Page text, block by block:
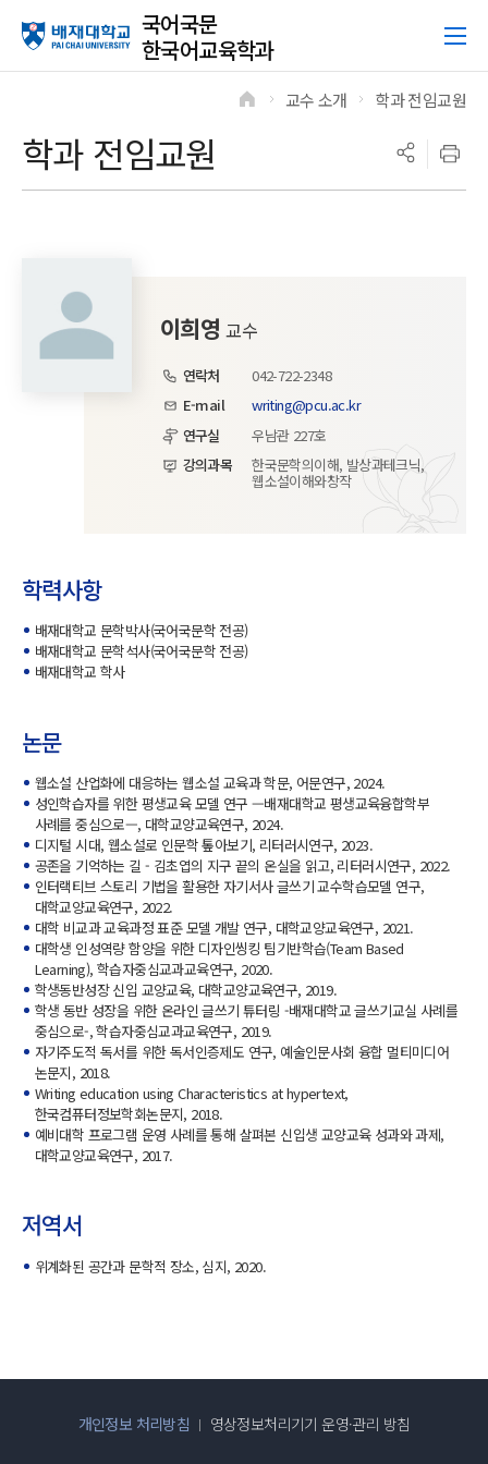
국어국문
한국어교육학과
학과 전임교원
교수 소개 학과 전임교원
이희영 교수
연락처
042-722-2348
E-mail
writing@pcu.ac.kr
연구실
우남관 227호
강의과목
한국문학의이해, 발상과테크닉,
웹소설이해와창작
학력사항
배재대학교 문학박사(국어국문학 전공)
배재대학교 문학석사(국어국문학 전공)
배재대학교 학사
논문
웹소설 산업화에 대응하는 웹소설 교육과 학문, 어문연구, 2024.
성인학습자를 위한 평생교육 모델 연구 —배재대학교 평생교육융합학부
사례를 중심으로—, 대학교양교육연구, 2024.
디지털 시대, 웹소설로 인문학 톺아보기, 리터러시연구, 2023.
공존을 기억하는 길 - 김초엽의 지구 끝의 온실을 읽고, 리터러시연구, 2022.
인터랙티브 스토리 기법을 활용한 자기서사 글쓰기 교수학습모델 연구,
대학교양교육연구, 2022.
대학 비교과 교육과정 표준 모델 개발 연구, 대학교양교육연구, 2021.
대학생 인성역량 함양을 위한 디자인씽킹 팀기반학습(Team Based
Learning), 학습자중심교과교육연구, 2020.
학생동반성장 신입 교양교육, 대학교양교육연구, 2019.
학생 동반 성장을 위한 온라인 글쓰기 튜터링 -배재대학교 글쓰기교실 사례를
중심으로-, 학습자중심교과교육연구, 2019.
자기주도적 독서를 위한 독서인증제도 연구, 예술인문사회 융합 멀티미디어
논문지, 2018.
Writing education using Characteristics at hypertext,
한국컴퓨터정보학회논문지, 2018.
예비대학 프로그램 운영 사례를 통해 살펴본 신입생 교양교육 성과와 과제,
대학교양교육연구, 2017.
저역서
위계화된 공간과 문학적 장소, 심지, 2020.
개인정보 처리방침 영상정보처리기기 운영·관리 방침